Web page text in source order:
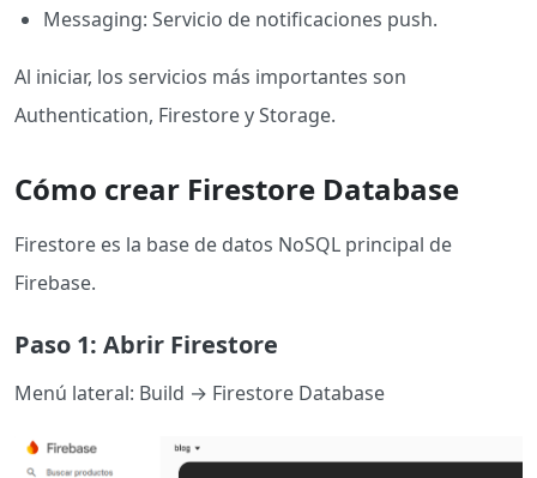
Messaging: Servicio de notificaciones push.
Al iniciar, los servicios más importantes son
Authentication, Firestore y Storage.
Cómo crear Firestore Database
Firestore es la base de datos NoSQL principal de
Firebase.
Paso 1: Abrir Firestore
Menú lateral: Build → Firestore Database